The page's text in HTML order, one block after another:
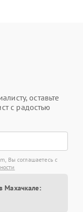
оставьте
с радостью
Вы соглашаетесь с
Махачкале: